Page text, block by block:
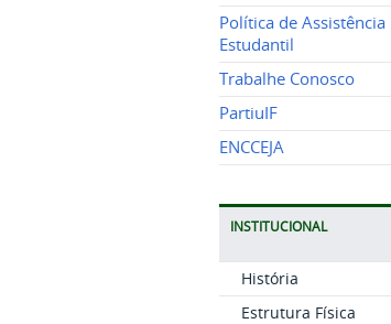
Política de Assistência
Estudantil
Trabalhe Conosco
PartiuIF
ENCCEJA
INSTITUCIONAL
História
Estrutura Física